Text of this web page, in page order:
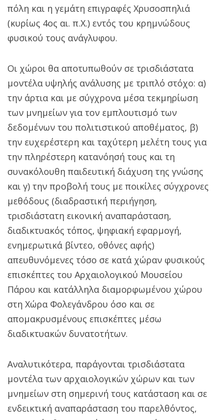
πόλη και η γεμάτη επιγραφές Χρυσοσπηλιά
(κυρίως 4ος αι. π.Χ.) εντός του κρημνώδους
φυσικού τους ανάγλυφου.
Οι χώροι θα αποτυπωθούν σε τρισδιάστατα
μοντέλα υψηλής ανάλυσης με τριπλό στόχο: α)
την άρτια και με σύγχρονα μέσα τεκμηρίωση
των μνημείων για τον εμπλουτισμό των
δεδομένων του πολιτιστικού αποθέματος, β)
την ευχερέστερη και ταχύτερη μελέτη τους για
την πληρέστερη κατανόησή τους και τη
συνακόλουθη παιδευτική διάχυση της γνώσης
και γ) την προβολή τους με ποικίλες σύγχρονες
μεθόδους (διαδραστική περιήγηση,
τρισδιάστατη εικονική αναπαράσταση,
διαδικτυακός τόπος, ψηφιακή εφαρμογή,
ενημερωτικά βίντεο, οθόνες αφής)
απευθυνόμενες τόσο σε κατά χώραν φυσικούς
επισκέπτες του Αρχαιολογικού Μουσείου
Πάρου και κατάλληλα διαμορφωμένου χώρου
στη Χώρα Φολεγάνδρου όσο και σε
απομακρυσμένους επισκέπτες μέσω
διαδικτυακών δυνατοτήτων.
Αναλυτικότερα, παράγονται τρισδιάστατα
μοντέλα των αρχαιολογικών χώρων και των
μνημείων στη σημερινή τους κατάσταση και σε
ενδεικτική αναπαράσταση του παρελθόντος,